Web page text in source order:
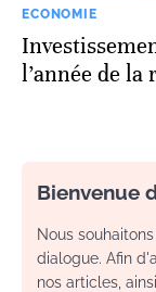
ECONOMIE
l’année de la
Bienvenue
Nous
dialogue. Afin
nos articles,